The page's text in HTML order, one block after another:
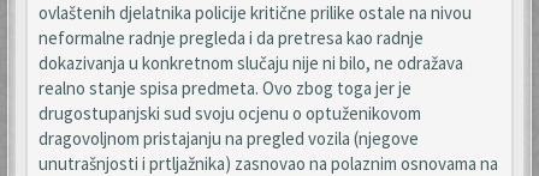
ovlaštenih djelatnika policije kritične prilike ostale na nivou
neformalne radnje pregleda i da pretresa kao radnje
dokazivanja u konkretnom slučaju nije ni bilo, ne odražava
realno stanje spisa predmeta. Ovo zbog toga jer je
drugostupanjski sud svoju ocjenu o optuženikovom
dragovoljnom pristajanju na pregled vozila (njegove
unutrašnjosti i prtljažnika) zasnovao na polaznim osnovama na